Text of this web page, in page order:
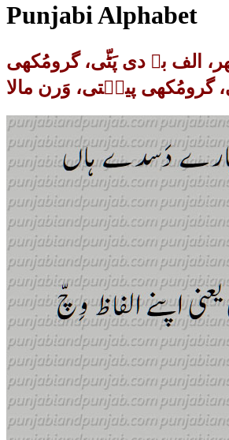
Punjabi Alphabet
الف بے دی پَٹّی، گرومُکھی
گرومُکھی پین٘تی، وَرن مالا